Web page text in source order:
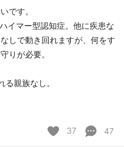
です。
イマー型認知症。他に疾患な
しで動き回れますが、何をす
りが必要。
親族なし。
37 47